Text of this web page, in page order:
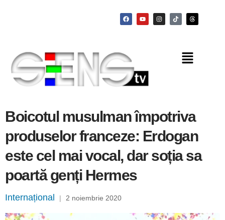
Boicotul musulman împotriva
produselor franceze: Erdogan
este cel mai vocal, dar soția sa
poartă genți Hermes
Internațional | 2 noiembrie 2020